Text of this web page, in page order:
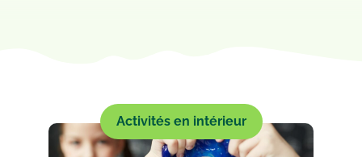
Activités en intérieur